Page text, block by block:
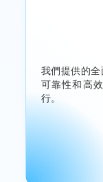
我們提供的全
可靠性和高
行。